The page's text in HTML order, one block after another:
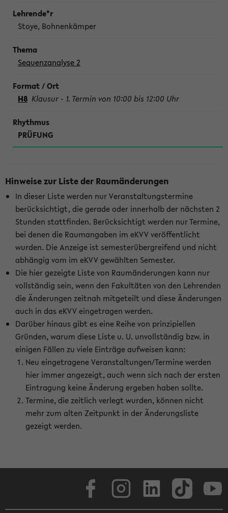
Stoye, Bohnenkämper
Sequenzanalyse 2
H8 Klausur - 1. Termin von 10:00 bis 12:00 Uhr
PRÜFUNG
Hinweise zur Liste der Raumänderungen
In dieser Liste werden nur Veranstaltungstermine
berücksichtigt, die gerade oder innerhalb der nächsten 2
Stunden stattfinden. Berücksichtigt werden nur Termine,
bei denen die Raumangaben im eKVV veröffentlicht
wurden. Die Anzeige ist semesterübergreifend und nicht
abhängig vom im eKVV gewählten Semester.
Die hier gezeigte Liste von Raumänderungen kann nur
vollständig sein, wenn den Fakultäten von den Lehrenden
die Änderungen zeitnah mitgeteilt und diese Änderungen
auch in das eKVV eingetragen werden.
Darüber hinaus gibt es eine Reihe von prinzipiellen
Gründen, warum diese Liste u. U. unvollständig bzw. in
einigen Fällen zu viele Einträge aufweisen kann:
Neu eingetragene Veranstaltungen/Termine werden
hier immer angezeigt, auch wenn sich nach der ersten
Eintragung keine Änderung ergeben haben sollte.
Termine, die zeitlich verlegt wurden, können nicht
mehr zum alten Zeitpunkt in der Änderungsliste
gezeigt werden.